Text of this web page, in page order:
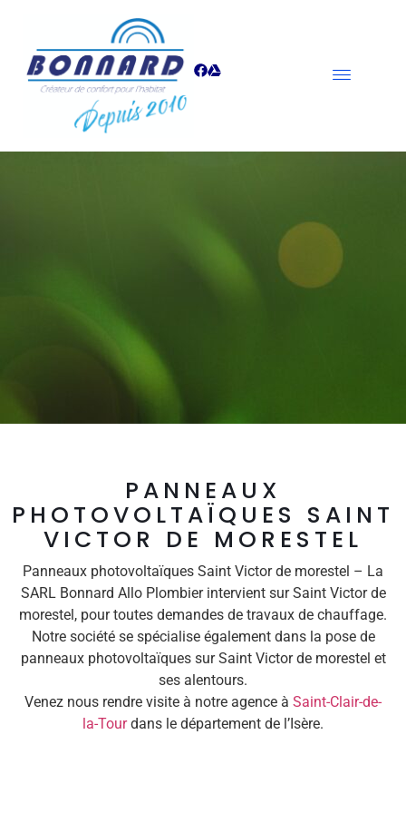
PANNEAUX
PHOTOVOLTAÏQUES SAINT
VICTOR DE MORESTEL
Panneaux photovoltaïques Saint Victor de morestel – La
SARL Bonnard Allo Plombier intervient sur Saint Victor de
morestel, pour toutes demandes de travaux de chauffage.
Notre société se spécialise également dans la pose de
panneaux photovoltaïques sur Saint Victor de morestel et
ses alentours.
Venez nous rendre visite à notre agence à Saint-Clair-de-
la-Tourdans le département de l’Isère.